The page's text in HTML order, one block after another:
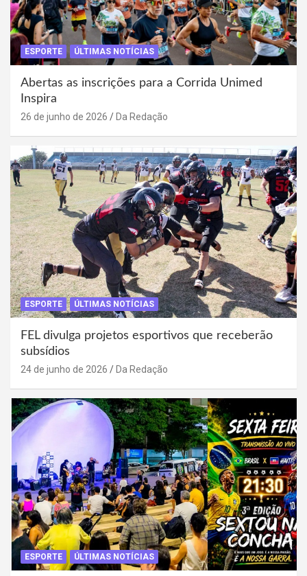
ESPORTE ÚLTIMAS NOTÍCIAS
Abertas as inscrições para a Corrida Unimed
Inspira
26 de junho de 2026 Da Redação
ESPORTE ÚLTIMAS NOTÍCIAS
FEL divulga projetos esportivos que receberão
subsídios
24 de junho de 2026 Da Redação
ESPORTE ÚLTIMAS NOTÍCIAS